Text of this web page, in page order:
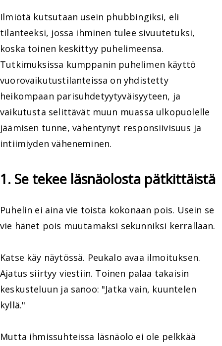
Ilmiötä kutsutaan usein phubbingiksi, eli
tilanteeksi, jossa ihminen tulee sivuutetuksi,
koska toinen keskittyy puhelimeensa.
Tutkimuksissa kumppanin puhelimen käyttö
vuorovaikutustilanteissa on yhdistetty
heikompaan parisuhdetyytyväisyyteen, ja
vaikutusta selittävät muun muassa ulkopuolelle
jäämisen tunne, vähentynyt responsiivisuus ja
intiimiyden väheneminen.
1. Se tekee läsnäolosta pätkittäistä
Puhelin ei aina vie toista kokonaan pois. Usein se
vie hänet pois muutamaksi sekunniksi kerrallaan.
Katse käy näytössä. Peukalo avaa ilmoituksen.
Ajatus siirtyy viestiin. Toinen palaa takaisin
keskusteluun ja sanoo: "Jatka vain, kuuntelen
kyllä."
Mutta ihmissuhteissa läsnäolo ei ole pelkkää